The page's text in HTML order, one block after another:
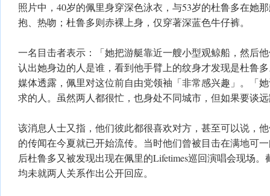
照片中，40岁的佩里身穿深色泳衣，与53岁的杜鲁多在她
抱、热吻；杜鲁多则赤裸上身，仅穿著深蓝色牛仔裤。
一名目击者表示：「她把游艇靠近一艘小型观鲸船，然后
认出她身边的人是谁，看到他手臂上的纹身才发现是杜鲁
媒体透露，佩里对这位前自由党领袖「非常感兴趣」。「
求的人。虽然两人都很忙，也身处不同城市，但如果要谈
该消息人士又指，他们彼此都很喜欢对方，甚至可以说，
的传闻在今夏就已开始流传。当时他们曾被目击在满地可
后杜鲁多又被发现出现在佩里的Lifetimes巡回演唱会现场
均未就两人关系作出公开回应。